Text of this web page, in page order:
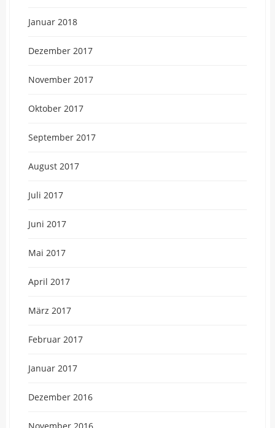
Januar 2018
Dezember 2017
November 2017
Oktober 2017
September 2017
August 2017
Juli 2017
Juni 2017
Mai 2017
April 2017
März 2017
Februar 2017
Januar 2017
Dezember 2016